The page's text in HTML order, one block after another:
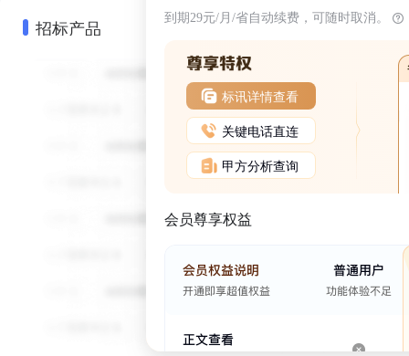
招标产品 到期29元/月/省自动续费，可随时取消。
标讯详情查看
关键电话直连
甲方分析查询
会员尊享权益